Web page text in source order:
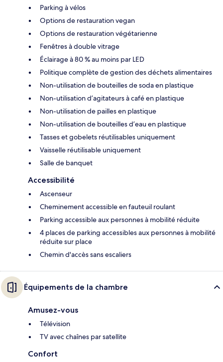
Parking à vélos
Options de restauration vegan
Options de restauration végétarienne
Fenêtres à double vitrage
Éclairage à 80 % au moins par LED
Politique complète de gestion des déchets alimentaires
Non-utilisation de bouteilles de soda en plastique
Non-utilisation d’agitateurs à café en plastique
Non-utilisation de pailles en plastique
Non-utilisation de bouteilles d’eau en plastique
Tasses et gobelets réutilisables uniquement
Vaisselle réutilisable uniquement
Salle de banquet
Accessibilité
Ascenseur
Cheminement accessible en fauteuil roulant
Parking accessible aux personnes à mobilité réduite
4 places de parking accessibles aux personnes à mobilité
réduite sur place
Chemin d'accès sans escaliers
Équipements de la chambre
Amusez-vous
Télévision
TV avec chaînes par satellite
Confort